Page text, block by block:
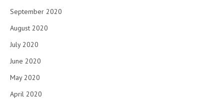
September 2020
August 2020
July 2020
June 2020
May 2020
April 2020